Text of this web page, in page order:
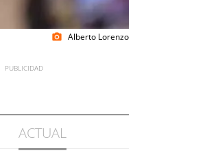
photo_camera Alberto Lorenzo
ACTUAL